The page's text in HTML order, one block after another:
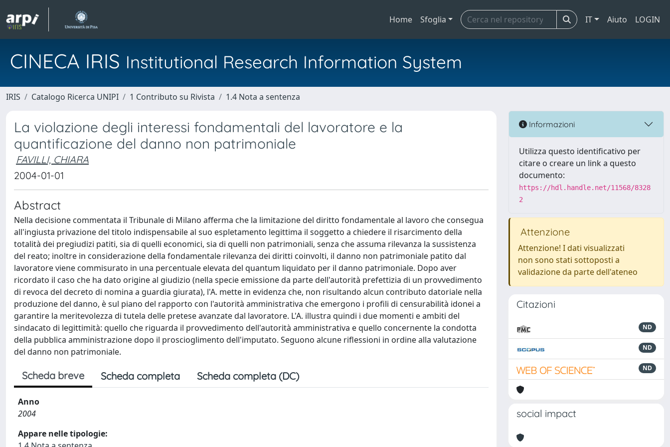
Home Sfoglia IT Aiuto LOGIN
CINECA IRIS Institutional Research Information System
IRIS Catalogo Ricerca UNIPI 1 Contributo su Rivista 1.4 Nota a sentenza
La violazione degli interessi fondamentali del lavoratore e la
quantificazione del danno non patrimoniale
FAVILLI, CHIARA
2004-01-01
Abstract
Nella decisione commentata il Tribunale di Milano afferma che la limitazione del diritto fondamentale al lavoro che consegua
all'ingiusta privazione del titolo indispensabile al suo espletamento legittima il soggetto a chiedere il risarcimento della
totalità dei pregiudizi patiti, sia di quelli economici, sia di quelli non patrimoniali, senza che assuma rilevanza la sussistenza
del reato; inoltre in considerazione della fondamentale rilevanza dei diritti coinvolti, il danno non patrimoniale patito dal
lavoratore viene commisurato in una percentuale elevata del quantum liquidato per il danno patrimoniale. Dopo aver
ricordato il caso che ha dato origine al giudizio (nella specie emissione da parte dell'autorità prefettizia di un provvedimento
di revoca del decreto di nomina a guardia giurata), l'A. mette in evidenza che, non risultando alcun contributo datoriale nella
produzione del danno, è sul piano del rapporto con l'autorità amministrativa che emergono i profili di censurabilità idonei a
garantire la meritevolezza di tutela delle pretese avanzate dal lavoratore. L'A. illustra quindi i due momenti e ambiti del
sindacato di legittimità: quello che riguarda il provvedimento dell'autorità amministrativa e quello concernente la condotta
della pubblica amministrazione dopo il proscioglimento dell'imputato. Seguono alcune riflessioni in ordine alla valutazione
del danno non patrimoniale.
Scheda breve Scheda completa Scheda completa (DC)
Anno
2004
Appare nelle tipologie:
Informazioni
Utilizza questo identificativo per
citare o creare un link a questo
documento:
https://hdl.handle.net/11568/8328
2
Attenzione
Attenzione! I dati visualizzati
non sono stati sottoposti a
validazione da parte dell'ateneo
Citazioni
ND
ND
ND
social impact